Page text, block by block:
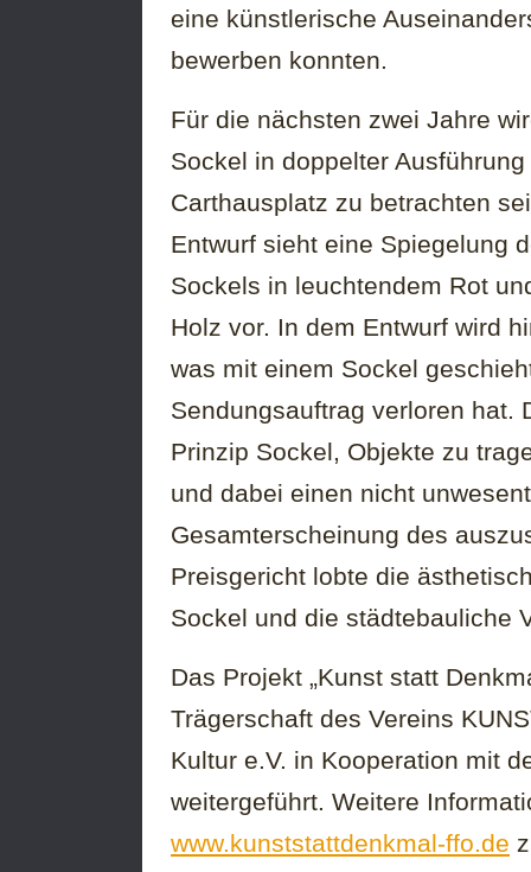
eine künstlerische
bewerben konnten.
Für die nächsten zwei Jahre
Sockel in doppelter Ausführung
Carthausplatz zu betrachten
Entwurf sieht eine Spiegelung
Sockels in leuchtendem Rot
Holz vor. In dem Entwurf wird
was mit einem Sockel
Sendungsauftrag verloren hat.
Prinzip Sockel, Objekte zu
und dabei einen nicht
Gesamterscheinung des
Preisgericht lobte die
Sockel und die städtebauliche
Das Projekt „Kunst statt
Trägerschaft des Vereins
Kultur e.V. in Kooperation mit
weitergeführt. Weitere
www.kunststattdenkmal-ffo.de